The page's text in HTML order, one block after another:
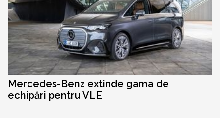
Mercedes-Benz extinde gama de
echipări pentru VLE